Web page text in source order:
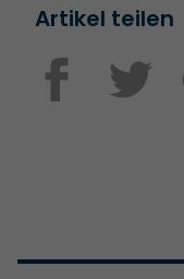
Artikel teilen